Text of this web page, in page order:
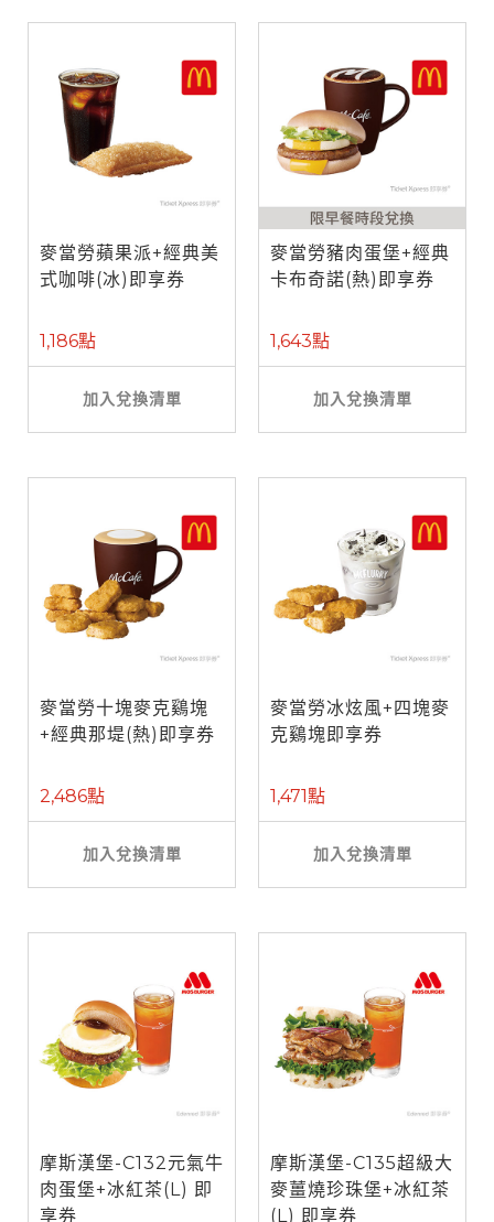
麥當勞蘋果派+經典美
式咖啡(冰)即享券
1,186點
加入兌換清單
麥當勞豬肉蛋堡+經典
卡布奇諾(熱)即享券
1,643點
加入兌換清單
麥當勞十塊麥克鷄塊
+經典那堤(熱)即享券
2,486點
加入兌換清單
麥當勞冰炫風+四塊麥
克鷄塊即享券
1,471點
加入兌換清單
摩斯漢堡-C132元氣牛
肉蛋堡+冰紅茶(L) 即
享券
摩斯漢堡-C135超級大
麥薑燒珍珠堡+冰紅茶
(L) 即享券